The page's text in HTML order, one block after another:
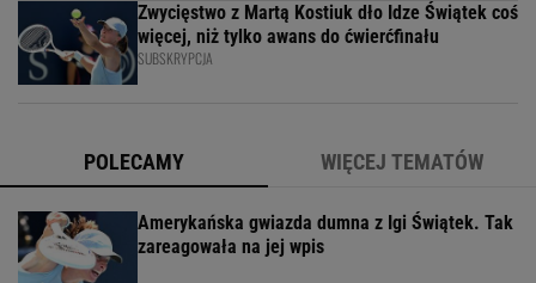
Zwycięstwo z Martą Kostiuk dło Idze Świątek coś
więcej, niż tylko awans do ćwierćfinału
SUBSKRYPCJA
POLECAMY WIĘCEJ TEMATÓW
Amerykańska gwiazda dumna z Igi Świątek. Tak
zareagowała na jej wpis